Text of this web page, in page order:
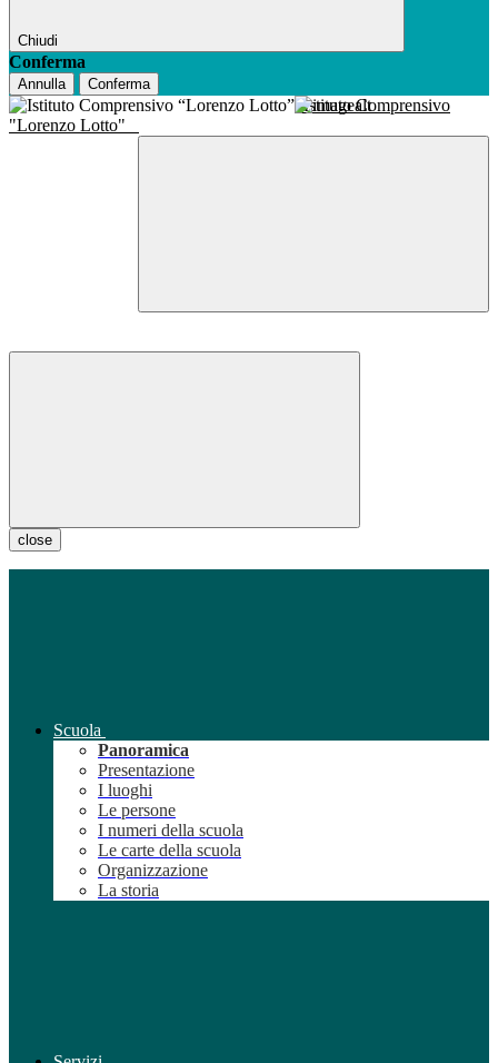
Chiudi
Conferma
Annulla Conferma
Istituto Comprensivo
"Lorenzo Lotto"
close
Scuola
Panoramica
Presentazione
I luoghi
Le persone
I numeri della scuola
Le carte della scuola
Organizzazione
La storia